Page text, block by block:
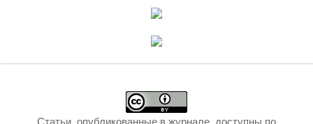
Статьи, опубликованные в журнале, доступны по